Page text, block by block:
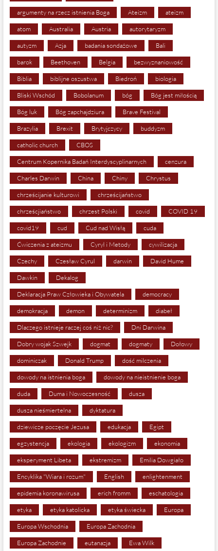
argumenty na rzecz istnienia Boga Ateizm ateizm
atom Australia Austria autorytaryzm
autyzm Azja badania sondażowe Bali
barok Beethoven Belgia bezwyznaniowość
Biblia biblijne oszustwa Biedroń biologia
Bliski Wschód Bobolanum bóg Bóg jest miłością
Bóg luk Bóg zapchajdziura Brave Festival
Brazylia Brexit Brytyjczycy buddyzm
catholic church CBOS
Centrum Kopernika Badań Interdyscyplinarnych cenzura
Charles Darwin China Chiny Chrystus
chrześcijanie kulturowi chrześcijaństwo
chrześcjiaństwo chrzest Polski covid COVID 19
covid19 cud Cud nad Wisłą cuda
Ćwiczenia z ateizmu Cyryl i Metody cywilizacja
Czechy Czesław Cyrul darwin David Hume
Dawkin Dekalog
Deklaracja Praw Człowieka i Obywatela democracy
demokracja demon determinizm diabeł
Dlaczego istnieje raczej coś niż nic? Dni Darwina
Dobry wojak Szwejk dogmat dogmaty Dołowy
dominiczak Donald Trump dość milczenia
dowody na istnienia boga dowody na nieistnienie boga
duda Duma i Nowoczesność dusza
dusza nieśmiertelna dyktatura
dziewicze poczęcie Jezusa edukacja Egipt
egzystencja ekologia ekologizm ekonomia
eksperyment Libeta ekstremizm Emilia Dowgiało
Encyklika "Wiara i rozum" English enlightenment
epidemia koronawirusa erich fromm eschatologia
etyka etyka katolicka etyka świecka Europa
Europa Wschodnia Europa Zachodnia
Europa Zachodnie eutanazja Ewa Wilk